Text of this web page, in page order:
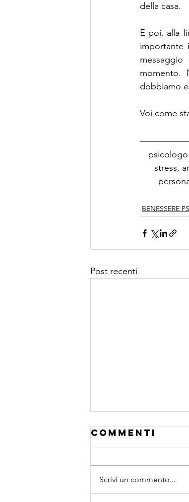
della casa.
E poi, alla
importante
momento.
dobbiamo
Voi come
stress,
BENESSERE
Post recenti
Commenti
Scrivi un commento...